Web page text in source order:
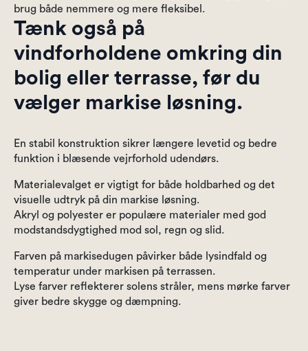
brug både nemmere og mere fleksibel.
Tænk også på
vindforholdene omkring din
bolig eller terrasse, før du
vælger markise løsning.
En stabil konstruktion sikrer længere levetid og bedre
funktion i blæsende vejrforhold udendørs.
Materialevalget er vigtigt for både holdbarhed og det
visuelle udtryk på din markise løsning.
Akryl og polyester er populære materialer med god
modstandsdygtighed mod sol, regn og slid.
Farven på markisedugen påvirker både lysindfald og
temperatur under markisen på terrassen.
Lyse farver reflekterer solens stråler, mens mørke farver
giver bedre skygge og dæmpning.